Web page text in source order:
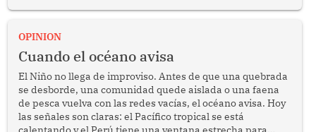
OPINION
Cuando el océano avisa
El Niño no llega de improviso. Antes de que una quebrada
se desborde, una comunidad quede aislada o una faena
de pesca vuelva con las redes vacías, el océano avisa. Hoy
las señales son claras: el Pacífico tropical se está